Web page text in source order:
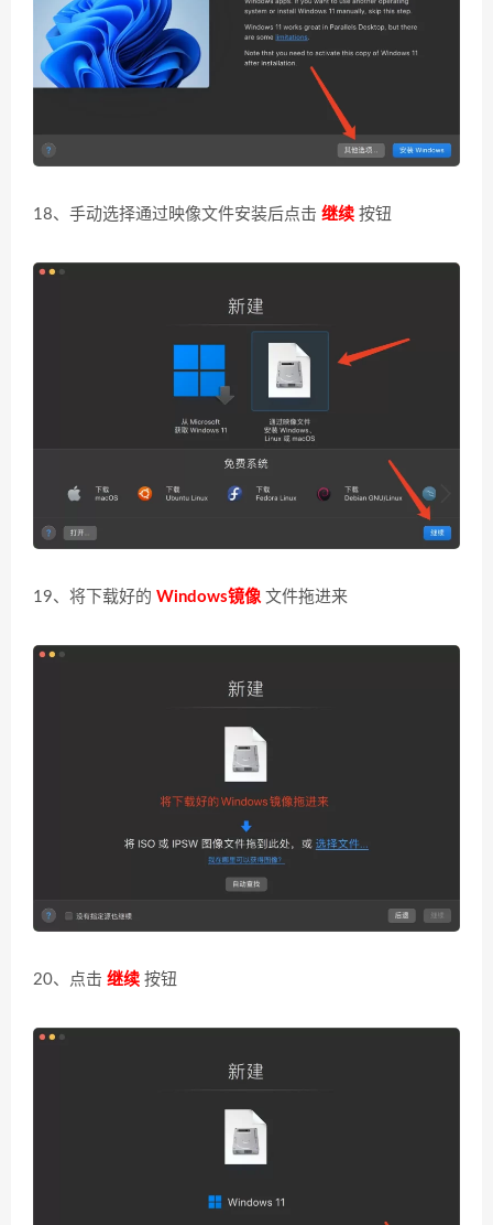
18、手动选择通过映像文件安装后点击 继续 按钮
19、将下载好的 Windows镜像 文件拖进来
20、点击 继续 按钮